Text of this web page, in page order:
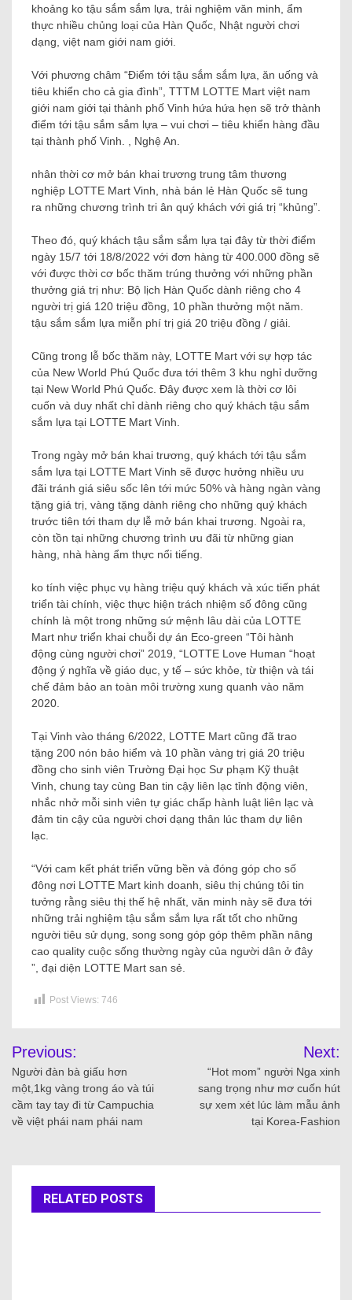
khoảng ko tậu sắm sắm lựa, trải nghiệm văn minh, ẩm
thực nhiều chủng loại của Hàn Quốc, Nhật người chơi
dạng, việt nam giới nam giới.
Với phương châm “Điểm tới tậu sắm sắm lựa, ăn uống và
tiêu khiển cho cả gia đình”, TTTM LOTTE Mart việt nam
giới nam giới tại thành phố Vinh hứa hứa hẹn sẽ trở thành
điểm tới tậu sắm sắm lựa – vui chơi – tiêu khiển hàng đầu
tại thành phố Vinh. , Nghệ An.
nhân thời cơ mở bán khai trương trung tâm thương
nghiệp LOTTE Mart Vinh, nhà bán lẻ Hàn Quốc sẽ tung
ra những chương trình tri ân quý khách với giá trị “khủng”.
Theo đó, quý khách tậu sắm sắm lựa tại đây từ thời điểm
ngày 15/7 tới 18/8/2022 với đơn hàng từ 400.000 đồng sẽ
với được thời cơ bốc thăm trúng thưởng với những phần
thưởng giá trị như: Bộ lịch Hàn Quốc dành riêng cho 4
người trị giá 120 triệu đồng, 10 phần thưởng một năm.
tậu sắm sắm lựa miễn phí trị giá 20 triệu đồng / giải.
Cũng trong lễ bốc thăm này, LOTTE Mart với sự hợp tác
của New World Phú Quốc đưa tới thêm 3 khu nghỉ dưỡng
tại New World Phú Quốc. Đây được xem là thời cơ lôi
cuốn và duy nhất chỉ dành riêng cho quý khách tậu sắm
sắm lựa tại LOTTE Mart Vinh.
Trong ngày mở bán khai trương, quý khách tới tậu sắm
sắm lựa tại LOTTE Mart Vinh sẽ được hưởng nhiều ưu
đãi tránh giá siêu sốc lên tới mức 50% và hàng ngàn vàng
tặng giá trị, vàng tặng dành riêng cho những quý khách
trước tiên tới tham dự lễ mở bán khai trương. Ngoài ra,
còn tồn tại những chương trình ưu đãi từ những gian
hàng, nhà hàng ẩm thực nổi tiếng.
ko tính việc phục vụ hàng triệu quý khách và xúc tiến phát
triển tài chính, việc thực hiện trách nhiệm số đông cũng
chính là một trong những sứ mệnh lâu dài của LOTTE
Mart như triển khai chuỗi dự án Eco-green “Tôi hành
động cùng người chơi” 2019, “LOTTE Love Human “hoạt
động ý nghĩa về giáo dục, y tế – sức khỏe, từ thiện và tái
chế đảm bảo an toàn môi trường xung quanh vào năm
2020.
Tại Vinh vào tháng 6/2022, LOTTE Mart cũng đã trao
tặng 200 nón bảo hiểm và 10 phần vàng trị giá 20 triệu
đồng cho sinh viên Trường Đại học Sư phạm Kỹ thuật
Vinh, chung tay cùng Ban tin cậy liên lạc tỉnh động viên,
nhắc nhở mỗi sinh viên tự giác chấp hành luật liên lạc và
đảm tin cậy của người chơi dạng thân lúc tham dự liên
lạc.
“Với cam kết phát triển vững bền và đóng góp cho số
đông nơi LOTTE Mart kinh doanh, siêu thị chúng tôi tin
tưởng rằng siêu thị thế hệ nhất, văn minh này sẽ đưa tới
những trải nghiệm tậu sắm sắm lựa rất tốt cho những
người tiêu sử dụng, song song góp góp thêm phần nâng
cao quality cuộc sống thường ngày của người dân ở đây
”, đại diện LOTTE Mart san sẻ.
Post Views: 746
Previous:
Người đàn bà giấu hơn
một,1kg vàng trong áo và túi
cầm tay tay đi từ Campuchia
về việt phái nam phái nam
Next:
“Hot mom” người Nga xinh
sang trọng như mơ cuốn hút
sự xem xét lúc làm mẫu ảnh
tại Korea-Fashion
RELATED POSTS